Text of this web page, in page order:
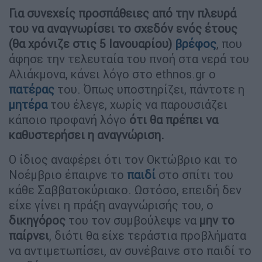
Για συνεχείς προσπάθειες από την πλευρά
του να αναγνωρίσει το σχεδόν ενός έτους
(θα χρόνιζε στις 5 Ιανουαρίου) βρέφος, που
άφησε την τελευταία του πνοή στα νερά του
Αλιάκμονα, κάνει λόγο στο ethnos.gr ο
πατέρας του. Όπως υποστηρίζει, πάντοτε η
μητέρατου έλεγε, χωρίς να παρουσιάζει
κάποιο προφανή λόγο ότι θα πρέπει να
καθυστερήσει η αναγνώριση.
Ο ίδιος αναφέρει ότι τον Οκτώβριο και το
Νοέμβριο έπαιρνε το παιδί στο σπίτι του
κάθε Σαββατοκύριακο. Ωστόσο, επειδή δεν
είχε γίνει η πράξη αναγνώρισής του, ο
δικηγόρος του τον συμβούλεψε να μην το
παίρνει, διότι θα είχε τεράστια προβλήματα
να αντιμετωπίσει, αν συνέβαινε στο παιδί το